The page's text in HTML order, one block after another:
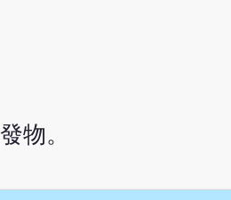
物。